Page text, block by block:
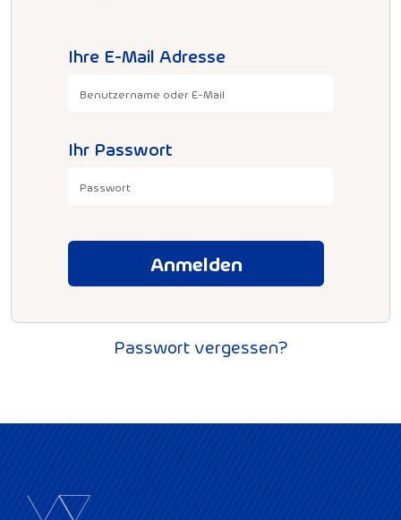
Ihre E-Mail Adresse
Ihr Passwort
Anmelden
Passwort vergessen?